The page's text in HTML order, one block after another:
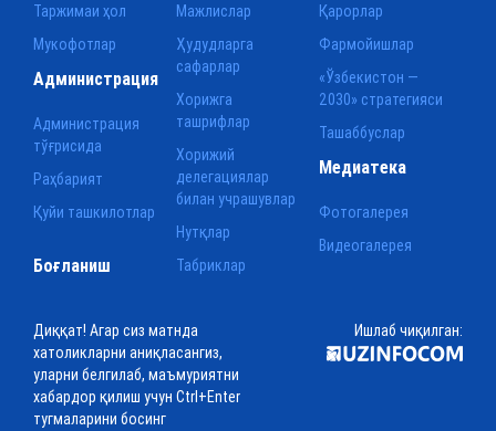
Таржимаи ҳол
Мукофотлар
Мажлислар
Ҳудудларга
сафарлар
Хорижга
ташрифлар
Хорижий
делегациялар
билан учрашувлар
Нутқлар
Табриклар
Қарорлар
Фармойишлар
«Ўзбекистон —
2030» стратегияси
Ташаббуслар
Администрация
Администрация
тўғрисида
Раҳбарият
Қуйи ташкилотлар
Медиатека
Фотогалерея
Видеогалерея
Боғланиш
Диққат! Агар сиз матнда
хатоликларни аниқласангиз,
уларни белгилаб, маъмуриятни
хабардор қилиш учун Ctrl+Enter
тугмаларини босинг
Ишлаб чиқилган: